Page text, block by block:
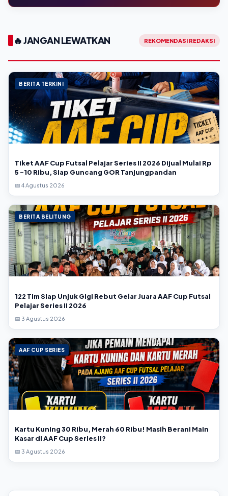
🔥 JANGAN LEWATKAN REKOMENDASI REDAKSI
BERITA TERKINI
Tiket AAF Cup Futsal Pelajar Series II 2026 Dijual Mulai Rp
5 -10 Ribu, Siap Guncang GOR Tanjungpandan
📅 4 Agustus 2026
BERITA BELITUNG
122 Tim Siap Unjuk Gigi Rebut Gelar Juara AAF Cup Futsal
Pelajar Series II 2026
📅 3 Agustus 2026
AAF CUP SERIES
Kartu Kuning 30 Ribu, Merah 60 Ribu! Masih Berani Main
Kasar di AAF Cup Series II?
📅 3 Agustus 2026